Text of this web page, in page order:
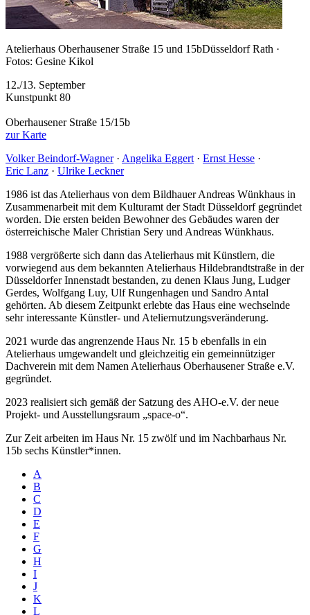
Atelierhaus Oberhausener Straße 15 und 15bDüsseldorf Rath ·
Fotos: Gesine Kikol
12./13. September
Kunstpunkt 80
Oberhausener Straße 15/15b
zur Karte
Volker Beindorf‑Wagner· Angelika Eggert · Ernst Hesse ·
Eric Lanz · Ulrike Leckner
1986 ist das Atelierhaus von dem Bildhauer Andreas Wünkhaus in
Zusammenarbeit mit dem Kulturamt der Stadt Düsseldorf gegründet
worden. Die ersten beiden Bewohner des Gebäudes waren der
österreichische Maler Christian Sery und Andreas Wünkhaus.
1988 vergrößerte sich dann das Atelierhaus mit Künstlern, die
vorwiegend aus dem bekannten Atelierhaus Hildebrandtstraße in der
Düsseldorfer Innenstadt bestanden, zu denen Klaus Jung, Ludger
Gerdes, Wolfgang Luy, Ulf Rungenhagen und Sandro Antal
gehörten. Ab diesem Zeitpunkt erlebte das Haus eine wechselnde
sehr interessante Künstler- und Ateliernutzungsveränderung.
2021 wurde das angrenzende Haus Nr. 15 b ebenfalls in ein
Atelierhaus umgewandelt und gleichzeitig ein gemeinnütziger
Dachverein mit dem Namen Atelierhaus Oberhausener Straße e.V.
gegründet.
2023 realisiert sich gemäß der Satzung des AHO-e.V. der neue
Projekt- und Ausstellungsraum „space-o“.
Zur Zeit arbeiten im Haus Nr. 15 zwölf und im Nachbarhaus Nr.
15b sechs Künstler*innen.
A
B
C
D
E
F
G
H
I
J
K
L